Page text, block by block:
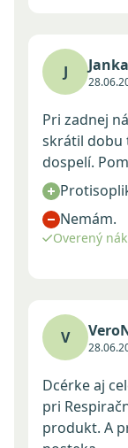
J Janka
Pri zadnej
skrátil dobu
dospelí.
Nemám.
Overený
V
Dcérke aj
pri
produkt. A